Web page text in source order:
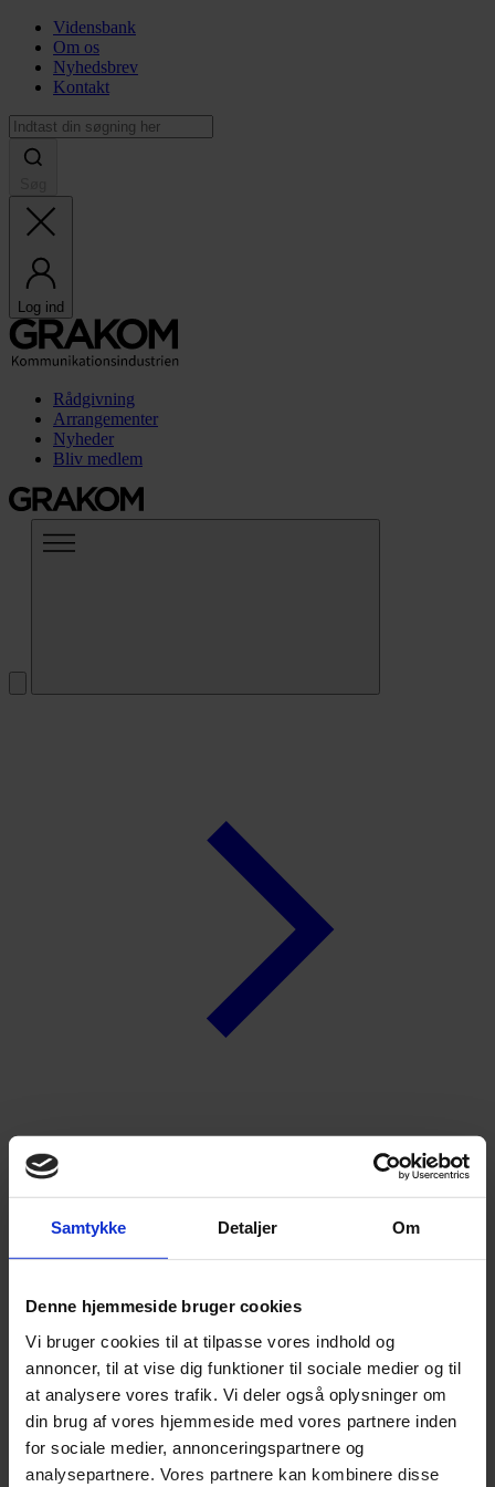
Samtykke Detaljer Om
Denne hjemmeside bruger cookies
Vi bruger cookies til at tilpasse vores indhold og
annoncer, til at vise dig funktioner til sociale medier og til
at analysere vores trafik. Vi deler også oplysninger om
din brug af vores hjemmeside med vores partnere inden
for sociale medier, annonceringspartnere og
analysepartnere. Vores partnere kan kombinere disse
Vidensbank
Om os
Nyhedsbrev
Kontakt
Log ind
Rådgivning
Arrangementer
Nyheder
Bliv medlem
Nyheder
Forside
Nyheder
GRAKOM-Dagen aflyses
GRAKOM-Dagen aflyses
Pia Osbæck
po@grakom.dk